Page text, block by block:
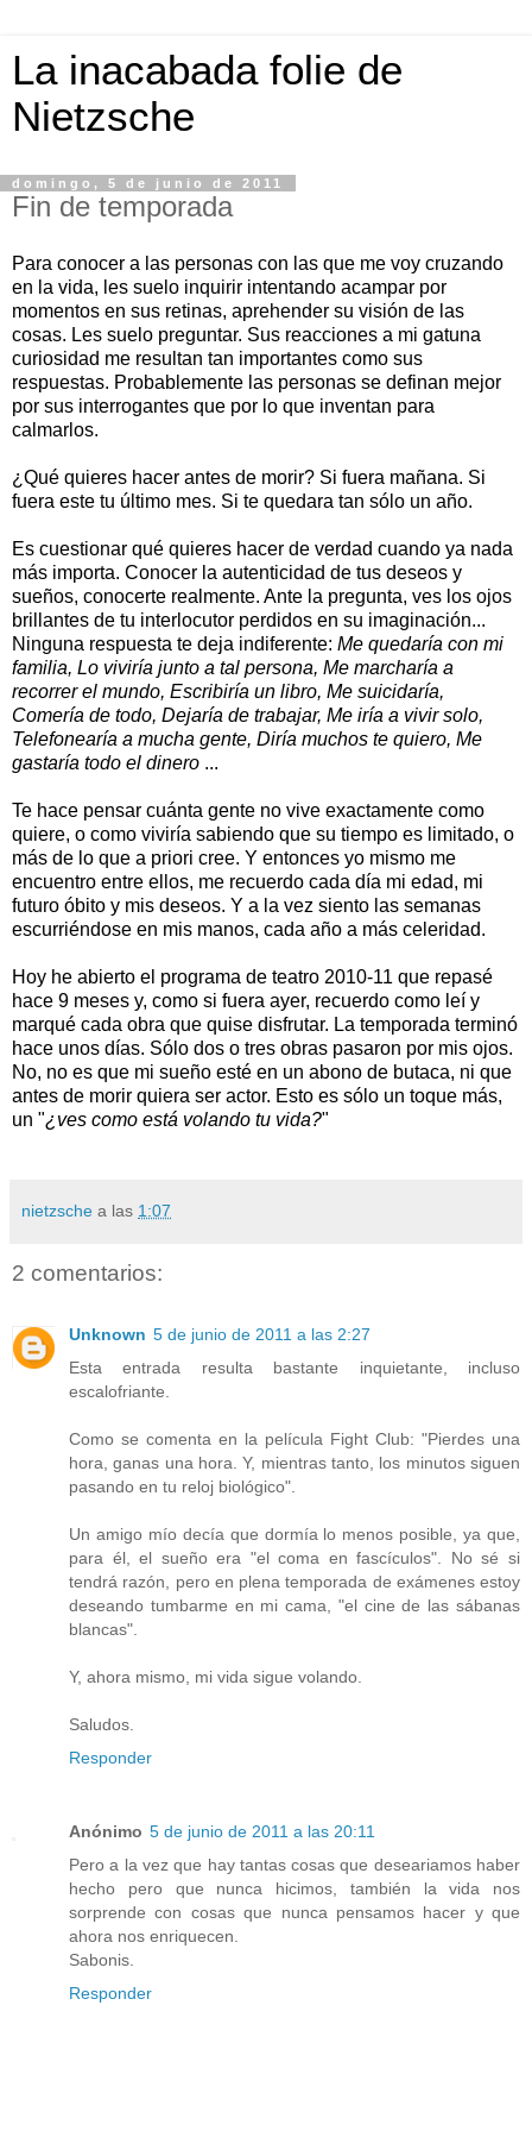
La inacabada folie de
Nietzsche
domingo, 5 de junio de 2011
Fin de temporada
Para conocer a las personas con las que me voy cruzando
en la vida, les suelo inquirir intentando acampar por
momentos en sus retinas, aprehender su visión de las
cosas. Les suelo preguntar. Sus reacciones a mi gatuna
curiosidad me resultan tan importantes como sus
respuestas. Probablemente las personas se definan mejor
por sus interrogantes que por lo que inventan para
calmarlos.
¿Qué quieres hacer antes de morir? Si fuera mañana. Si
fuera este tu último mes. Si te quedara tan sólo un año.
Es cuestionar qué quieres hacer de verdad cuando ya nada
más importa. Conocer la autenticidad de tus deseos y
sueños, conocerte realmente. Ante la pregunta, ves los ojos
brillantes de tu interlocutor perdidos en su imaginación...
Ninguna respuesta te deja indiferente: Me quedaría con mi
familia, Lo viviría junto a tal persona, Me marcharía a
recorrer el mundo, Escribiría un libro, Me suicidaría,
Comería de todo, Dejaría de trabajar, Me iría a vivir solo,
Telefonearía a mucha gente, Diría muchos te quiero, Me
gastaría todo el dinero ...
Te hace pensar cuánta gente no vive exactamente como
quiere, o como viviría sabiendo que su tiempo es limitado, o
más de lo que a priori cree. Y entonces yo mismo me
encuentro entre ellos, me recuerdo cada día mi edad, mi
futuro óbito y mis deseos. Y a la vez siento las semanas
escurriéndose en mis manos, cada año a más celeridad.
Hoy he abierto el programa de teatro 2010-11 que repasé
hace 9 meses y, como si fuera ayer, recuerdo como leí y
marqué cada obra que quise disfrutar. La temporada terminó
hace unos días. Sólo dos o tres obras pasaron por mis ojos.
No, no es que mi sueño esté en un abono de butaca, ni que
antes de morir quiera ser actor. Esto es sólo un toque más,
un "¿ves como está volando tu vida?"
nietzsche a las 1:07
2 comentarios:
Unknown 5 de junio de 2011 a las 2:27
Esta entrada resulta bastante inquietante, incluso
escalofriante.
Como se comenta en la película Fight Club: "Pierdes una
hora, ganas una hora. Y, mientras tanto, los minutos siguen
pasando en tu reloj biológico".
Un amigo mío decía que dormía lo menos posible, ya que,
para él, el sueño era "el coma en fascículos". No sé si
tendrá razón, pero en plena temporada de exámenes estoy
deseando tumbarme en mi cama, "el cine de las sábanas
blancas".
Y, ahora mismo, mi vida sigue volando.
Saludos.
Responder
Anónimo 5 de junio de 2011 a las 20:11
Pero a la vez que hay tantas cosas que deseariamos haber
hecho pero que nunca hicimos, también la vida nos
sorprende con cosas que nunca pensamos hacer y que
ahora nos enriquecen.
Sabonis.
Responder